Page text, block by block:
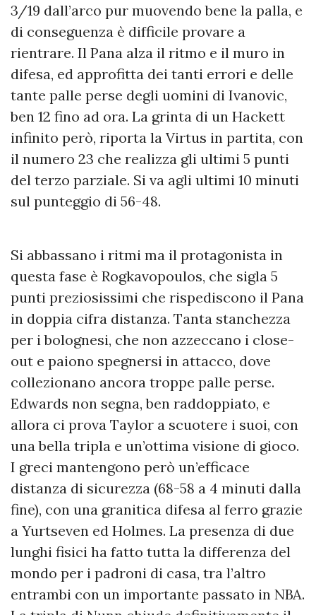
3/19 dall’arco pur muovendo bene la palla, e
di conseguenza è difficile provare a
rientrare. Il Pana alza il ritmo e il muro in
difesa, ed approfitta dei tanti errori e delle
tante palle perse degli uomini di Ivanovic,
ben 12 fino ad ora. La grinta di un Hackett
infinito però, riporta la Virtus in partita, con
il numero 23 che realizza gli ultimi 5 punti
del terzo parziale. Si va agli ultimi 10 minuti
sul punteggio di 56-48.
Si abbassano i ritmi ma il protagonista in
questa fase è Rogkavopoulos, che sigla 5
punti preziosissimi che rispediscono il Pana
in doppia cifra distanza. Tanta stanchezza
per i bolognesi, che non azzeccano i close-
out e paiono spegnersi in attacco, dove
collezionano ancora troppe palle perse.
Edwards non segna, ben raddoppiato, e
allora ci prova Taylor a scuotere i suoi, con
una bella tripla e un’ottima visione di gioco.
I greci mantengono però un’efficace
distanza di sicurezza (68-58 a 4 minuti dalla
fine), con una granitica difesa al ferro grazie
a Yurtseven ed Holmes. La presenza di due
lunghi fisici ha fatto tutta la differenza del
mondo per i padroni di casa, tra l’altro
entrambi con un importante passato in NBA.